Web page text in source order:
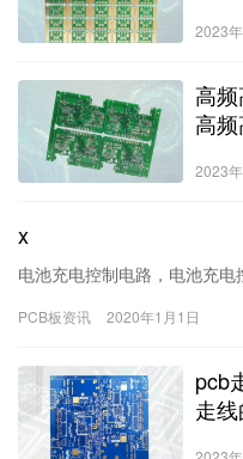
2023
高
高
2023
x
电池充电控制电路，电池充电
PCB板资讯 2020年1月1日
pcb
走